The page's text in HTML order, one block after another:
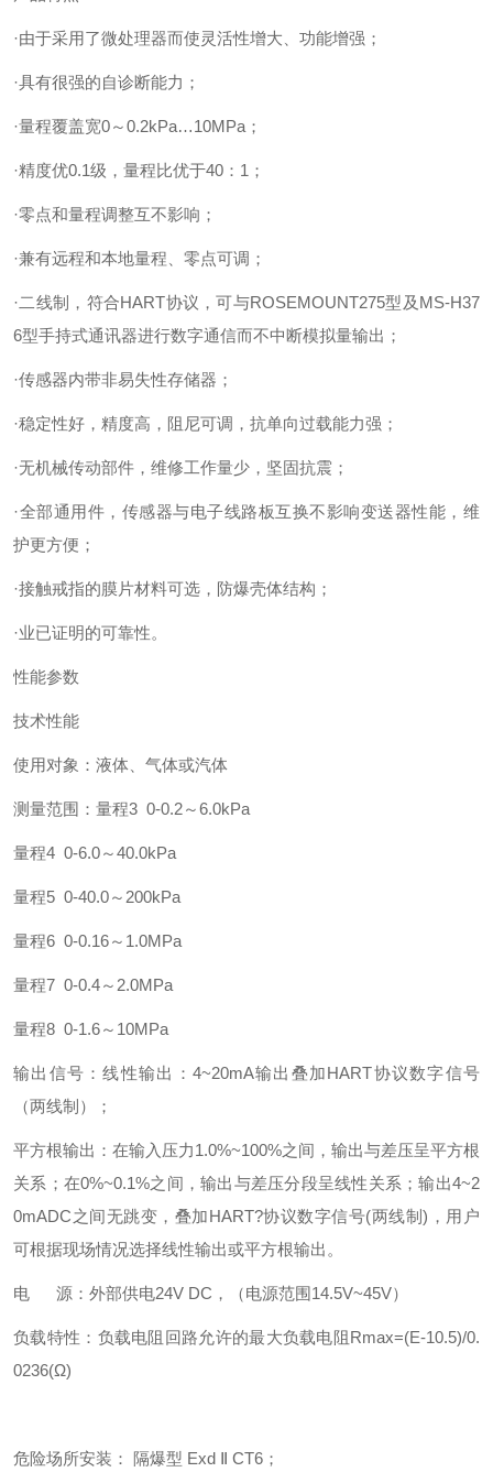
·由于采用了微处理器而使灵活性增大、功能增强；
·具有很强的自诊断能力；
·量程覆盖宽0～0.2kPa…10MPa；
·精度优0.1级，量程比优于40：1；
·零点和量程调整互不影响；
·兼有远程和本地量程、零点可调；
·二线制，符合HART协议，可与ROSEMOUNT275型及MS-H37
6型手持式通讯器进行数字通信而不中断模拟量输出；
·传感器内带非易失性存储器；
·稳定性好，精度高，阻尼可调，抗单向过载能力强；
·无机械传动部件，维修工作量少，坚固抗震；
·全部通用件，传感器与电子线路板互换不影响变送器性能，维
护更方便；
·接触戒指的膜片材料可选，防爆壳体结构；
·业已证明的可靠性。
性能参数
技术性能
使用对象：液体、气体或汽体
测量范围：量程3 0-0.2～6.0kPa
量程4 0-6.0～40.0kPa
量程5 0-40.0～200kPa
量程6 0-0.16～1.0MPa
量程7 0-0.4～2.0MPa
量程8 0-1.6～10MPa
输出信号：线性输出：4~20mA输出叠加HART协议数字信号
（两线制）；
平方根输出：在输入压力1.0%~100%之间，输出与差压呈平方根
关系；在0%~0.1%之间，输出与差压分段呈线性关系；输出4~2
0mADC之间无跳变，叠加HART?协议数字信号(两线制)，用户
可根据现场情况选择线性输出或平方根输出。
电 源：外部供电24V DC，（电源范围14.5V~45V）
负载特性：负载电阻回路允许的最大负载电阻Rmax=(E-10.5)/0.
0236(Ω)
危险场所安装： 隔爆型 Exd Ⅱ CT6；